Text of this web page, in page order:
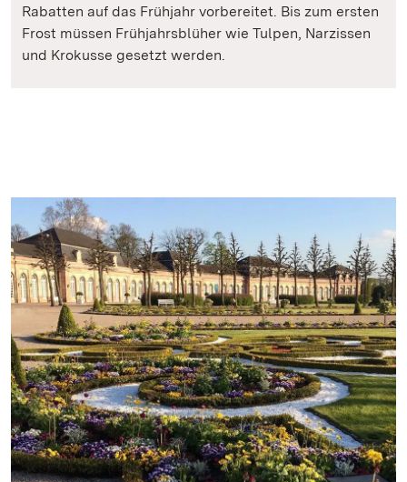
Rabatten auf das Frühjahr vorbereitet. Bis zum ersten
Frost müssen Frühjahrsblüher wie Tulpen, Narzissen
und Krokusse gesetzt werden.